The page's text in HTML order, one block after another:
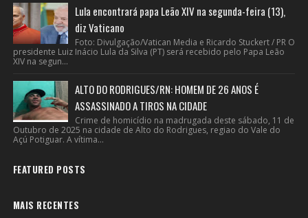
Lula encontrará papa Leão XIV na segunda-feira (13),
diz Vaticano
Foto: Divulgação/Vatican Media e Ricardo Stuckert / PR O
presidente Luiz Inácio Lula da Silva (PT) será recebido pelo Papa Leão
XIV na segun...
ALTO DO RODRIGUES/RN: HOMEM DE 26 ANOS É
ASSASSINADO A TIROS NA CIDADE
Crime de homicídio na madrugada deste sábado, 11 de
Outubro de 2025 na cidade de Alto do Rodrigues, regiao do Vale do
Açú Potiguar. A vítima...
FEATURED POSTS
MAIS RECENTES